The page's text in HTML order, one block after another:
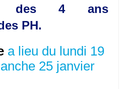
des 4 ans
PH.
a lieu du lundi 19
25 janvier